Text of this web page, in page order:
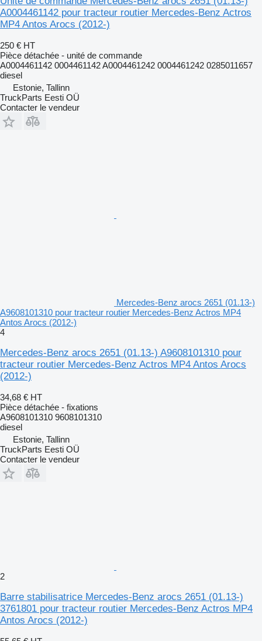
A0004461142 pour tracteur routier Mercedes-Benz Actros
MP4 Antos Arocs (2012-)
250 € HT
Pièce détachée - unité de commande
A0004461142 0004461142 A0004461242 0004461242 0285011657
diesel
Estonie, Tallinn
TruckParts Eesti OÜ
Contacter le vendeur
Mercedes-Benz arocs 2651 (01.13-)
A9608101310 pour tracteur routier Mercedes-Benz Actros MP4
Antos Arocs (2012-)
4
Mercedes-Benz arocs 2651 (01.13-) A9608101310 pour
tracteur routier Mercedes-Benz Actros MP4 Antos Arocs
(2012-)
34,68 € HT
Pièce détachée - fixations
A9608101310 9608101310
diesel
Estonie, Tallinn
TruckParts Eesti OÜ
Contacter le vendeur
2
Barre stabilisatrice Mercedes-Benz arocs 2651 (01.13-)
3761801 pour tracteur routier Mercedes-Benz Actros MP4
Antos Arocs (2012-)